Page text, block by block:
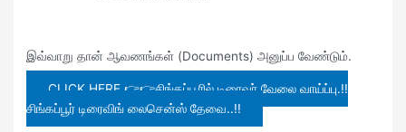
இவ்வாறு தான் ஆவணங்கள் (Documents) அனுப்ப வேண்டும்.
CLICK HERE 👉👉சிங்கப்பூரில் டிரைவர் வேலை வாய்ப்பு.!!
சிங்கப்பூர் டிரைவிங் லைசென்ஸ் தேவை..!!